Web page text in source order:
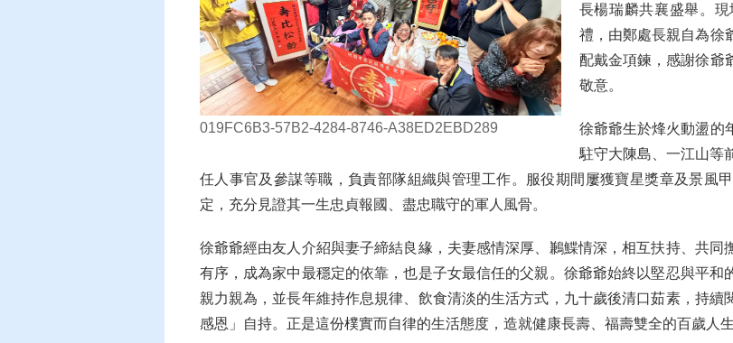
019FC6B3-57B2-4284-8746-A38ED2EBD289
長楊瑞麟共襄盛舉。
禮，由鄭處長親自為徐
配戴金項鍊，感謝徐爺
敬意。
徐爺爺生於烽火動盪的
駐守大陳島、一江山等
任人事官及參謀等職，負責部隊組織與管理工作。服役期間屢獲寶星獎章及景風
定，充分見證其一生忠貞報國、盡忠職守的軍人風骨。
徐爺爺經由友人介紹與妻子締結良緣，夫妻感情深厚、鶼鰈情深，相互扶持、共同
有序，成為家中最穩定的依靠，也是子女最信任的父親。徐爺爺始終以堅忍與平
親力親為，並長年維持作息規律、飲食清淡的生活方式，九十歲後清口茹素，持
感恩」自持。正是這份樸實而自律的生活態度，造就健康長壽、福壽雙全的百歲人生